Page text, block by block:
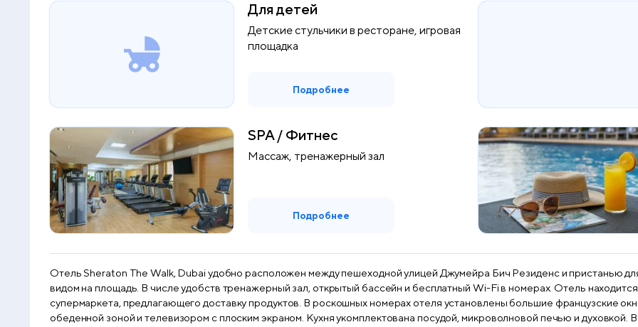
Для детей
Детские стульчики в ресторане, игровая
площадка
Подробнее
SPA / Фитнес
Массаж, тренажерный зал
Подробнее
Отель Sheraton The Walk, Dubai удобно расположен между пешеходной улицей Джумейра Бич Резиденс и пристанью
видом на площадь. В числе удобств тренажерный зал, открытый бассейн и бесплатный Wi-Fi в номерах. Отель
супермаркета, предлагающего доставку продуктов. В роскошных номерах отеля установлены большие французские
обеденной зоной и телевизором с плоским экраном. Кухня укомплектована посудой, микроволновой печью и духовкой. В лаундж-ресторане Fogueira гостям предлагают 15